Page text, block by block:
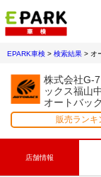
EPARK車検 > 検索結果 > オ
株式会社G-
ックス福山
オートバッ
販売ランキ
店舗情報